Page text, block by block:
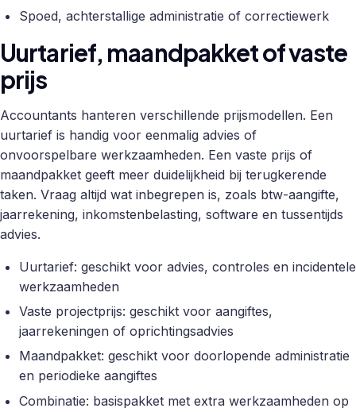
Spoed, achterstallige administratie of correctiewerk
Uurtarief, maandpakket of vaste
prijs
Accountants hanteren verschillende prijsmodellen. Een
uurtarief is handig voor eenmalig advies of
onvoorspelbare werkzaamheden. Een vaste prijs of
maandpakket geeft meer duidelijkheid bij terugkerende
taken. Vraag altijd wat inbegrepen is, zoals btw-aangifte,
jaarrekening, inkomstenbelasting, software en tussentijds
advies.
Uurtarief: geschikt voor advies, controles en incidentele
werkzaamheden
Vaste projectprijs: geschikt voor aangiftes,
jaarrekeningen of oprichtingsadvies
Maandpakket: geschikt voor doorlopende administratie
en periodieke aangiftes
Combinatie: basispakket met extra werkzaamheden op